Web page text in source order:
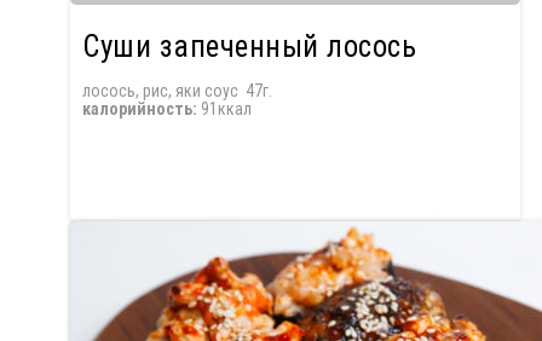
Суши запеченный лосось
лосось, рис, яки соус 47г.
калорийность: 91ккал